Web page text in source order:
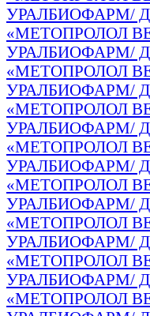
УРАЛБИОФАРМ/
«МЕТОПРОЛОЛ
УРАЛБИОФАРМ/
«МЕТОПРОЛОЛ
УРАЛБИОФАРМ/
«МЕТОПРОЛОЛ
УРАЛБИОФАРМ/
«МЕТОПРОЛОЛ
УРАЛБИОФАРМ/
«МЕТОПРОЛОЛ
УРАЛБИОФАРМ/
«МЕТОПРОЛОЛ
УРАЛБИОФАРМ/
«МЕТОПРОЛОЛ
УРАЛБИОФАРМ/
«МЕТОПРОЛОЛ